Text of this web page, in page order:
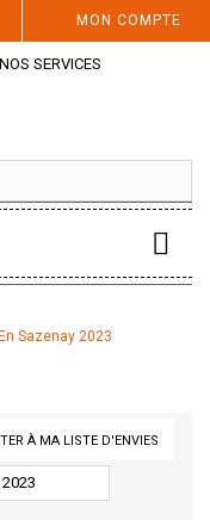
MON COMPTE
NOS SERVICES
Sazenay 2023
À MA LISTE D'ENVIES